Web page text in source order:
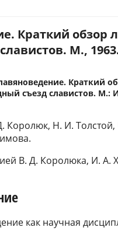
Краткий обзор
М.,
Краткий
съезд славистов. М.:
Королюк, Н. И.
В. Д. Королюка, И. А.
как научная